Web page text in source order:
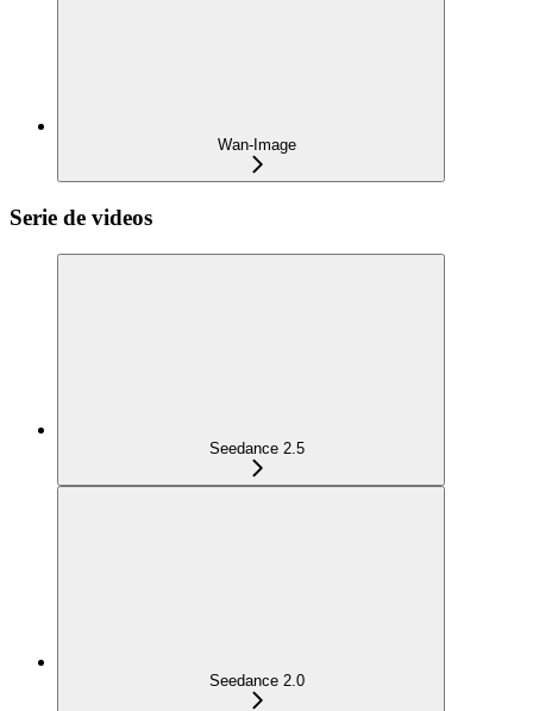
Wan-Image
Serie de videos
Seedance 2.5
Seedance 2.0